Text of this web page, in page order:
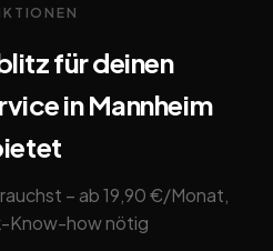
für deinen
in Mannheim
– ab 19,90 €/Monat,
Know-how nötig